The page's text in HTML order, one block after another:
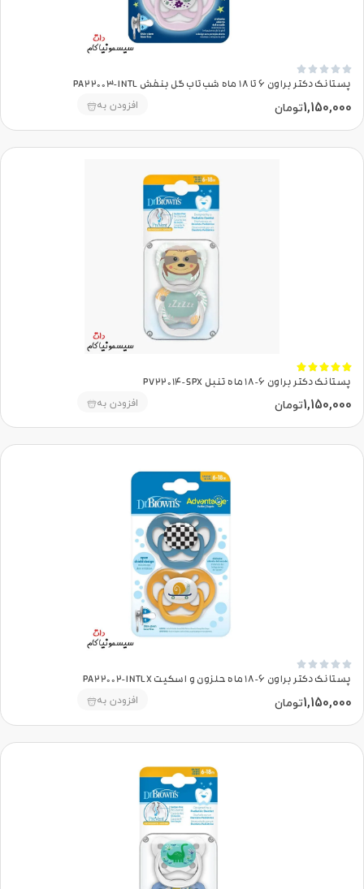





پستانک دکتر براون 6 تا 18 ماه شب‌تاب گل بنفش PA22003-INTL
1,150,000تومان افزودن به





پستانک دکتر براون 6-18 ماه تنبل PV22014-SPX
1,150,000تومان افزودن به





پستانک دکتر براون 6-18 ماه حلزون و اسکیت PA22002-INTLX
1,150,000تومان افزودن به